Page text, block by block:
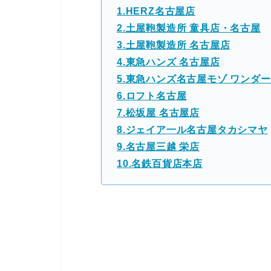
1.HERZ名古屋店
2.土屋鞄製造所 童具店・名古屋
3.土屋鞄製造所 名古屋店
4.東急ハンズ 名古屋店
5.東急ハンズ名古屋モゾ ワンダ
6.ロフト名古屋
7.松坂屋 名古屋店
8.ジェイア一ル名古屋タカシマヤ
9.名古屋三越 栄店
10.名鉄百貨店本店